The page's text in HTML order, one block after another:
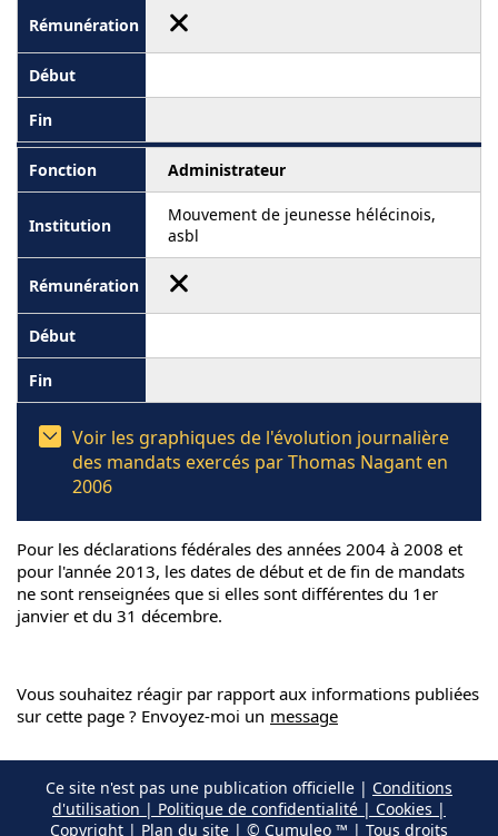
Administrateur
Mouvement de jeunesse hélécinois,
asbl
Voir les graphiques de l'évolution journalière
des mandats exercés par Thomas Nagant en
2006
Pour les déclarations fédérales des années 2004 à 2008 et
pour l'année 2013, les dates de début et de fin de mandats
ne sont renseignées que si elles sont différentes du 1er
janvier et du 31 décembre.
Vous souhaitez réagir par rapport aux informations publiées
sur cette page ? Envoyez-moi un message
Ce site n'est pas une publication officielle | Conditions
d'utilisation | Politique de confidentialité | Cookies |
Copyright | Plan du site | © Cumuleo ™ | Tous droits